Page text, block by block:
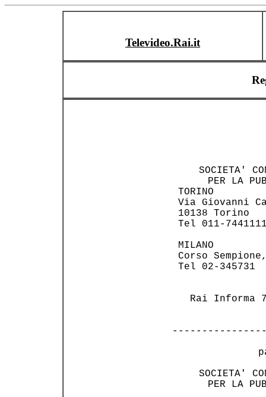
Televideo.Rai.it
SOCIETA'
PER LA
Via
Tel
Corso
Tel
Rai Informa
SOCIETA'
PER LA